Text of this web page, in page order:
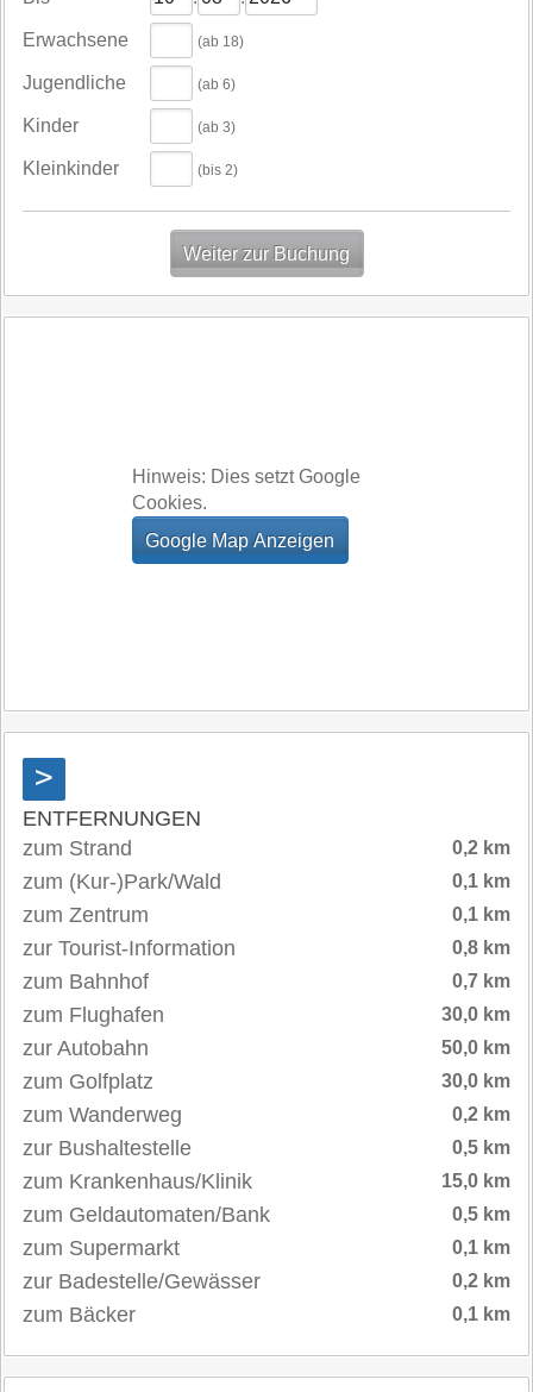
Erwachsene (ab 18)
Jugendliche (ab 6)
Kinder (ab 3)
Kleinkinder (bis 2)
Hinweis: Dies setzt Google
Cookies.
>
ENTFERNUNGEN
zum Strand
0,2 km
zum (Kur-)Park/Wald 0,1 km
zum Zentrum 0,1 km
zur Tourist-Information 0,8 km
zum Bahnhof 0,7 km
zum Flughafen 30,0 km
zur Autobahn 50,0 km
zum Golfplatz 30,0 km
zum Wanderweg 0,2 km
zur Bushaltestelle 0,5 km
zum Krankenhaus/Klinik 15,0 km
zum Geldautomaten/Bank 0,5 km
zum Supermarkt 0,1 km
zur Badestelle/Gewässer 0,2 km
zum Bäcker 0,1 km